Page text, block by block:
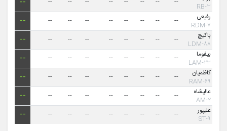
۳-RB
--
--
--
--
--
--
--
--
--
رفیعی
۷-RDM
--
--
--
--
--
--
--
--
--
باکیچ
۸۸-LDM
--
--
--
--
--
--
--
--
--
بیفوما
۲۳-LAM
--
--
--
--
--
--
--
--
--
کاظمیان
۶۹-RAM
--
--
--
--
--
--
--
--
--
عالیشاه
۲-AM
--
--
--
--
--
--
--
--
--
علیپور
۹-ST
--
--
--
--
--
--
--
--
--